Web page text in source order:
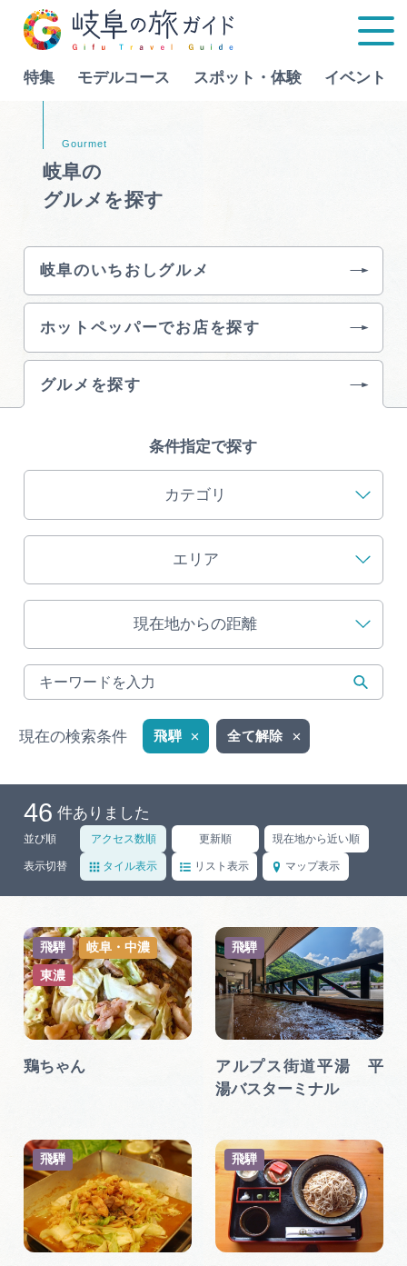
特集 モデルコース スポット・体験 イベント
特集
スポット・体験
イベント
グルメ
インフォメーション
ぎふ旅レポーター記事
早わかり岐阜
買い物・お土産
体験予約サイト「ＶＩＳＩＴ岐阜県」
岐阜県まるごと観光エリアガイド
岐阜県観光データベース
旅行会社・観光事業者の皆様へ
フォトライブラリー
動画ライブラリー
お問い合わせ
運営組織
広告掲載
Language
行きたいリストを見る
岐阜の
グルメを探す
岐阜のいちおしグルメ
グルメを探す
ホットペッパーでお店を探す
条件指定で探す
カテゴリ
エリア
現在地からの距離
現在の検索条件 飛騨 全て解除
46 件ありました
並び順 アクセス数順 更新順 現在地から近い順
表示切替 タイル表示 リスト表示 マップ表示
鶏ちゃん
飛騨 岐阜・中濃
東濃
アルプス街道平湯 平
湯バスターミナル
飛騨
飛騨 飛騨